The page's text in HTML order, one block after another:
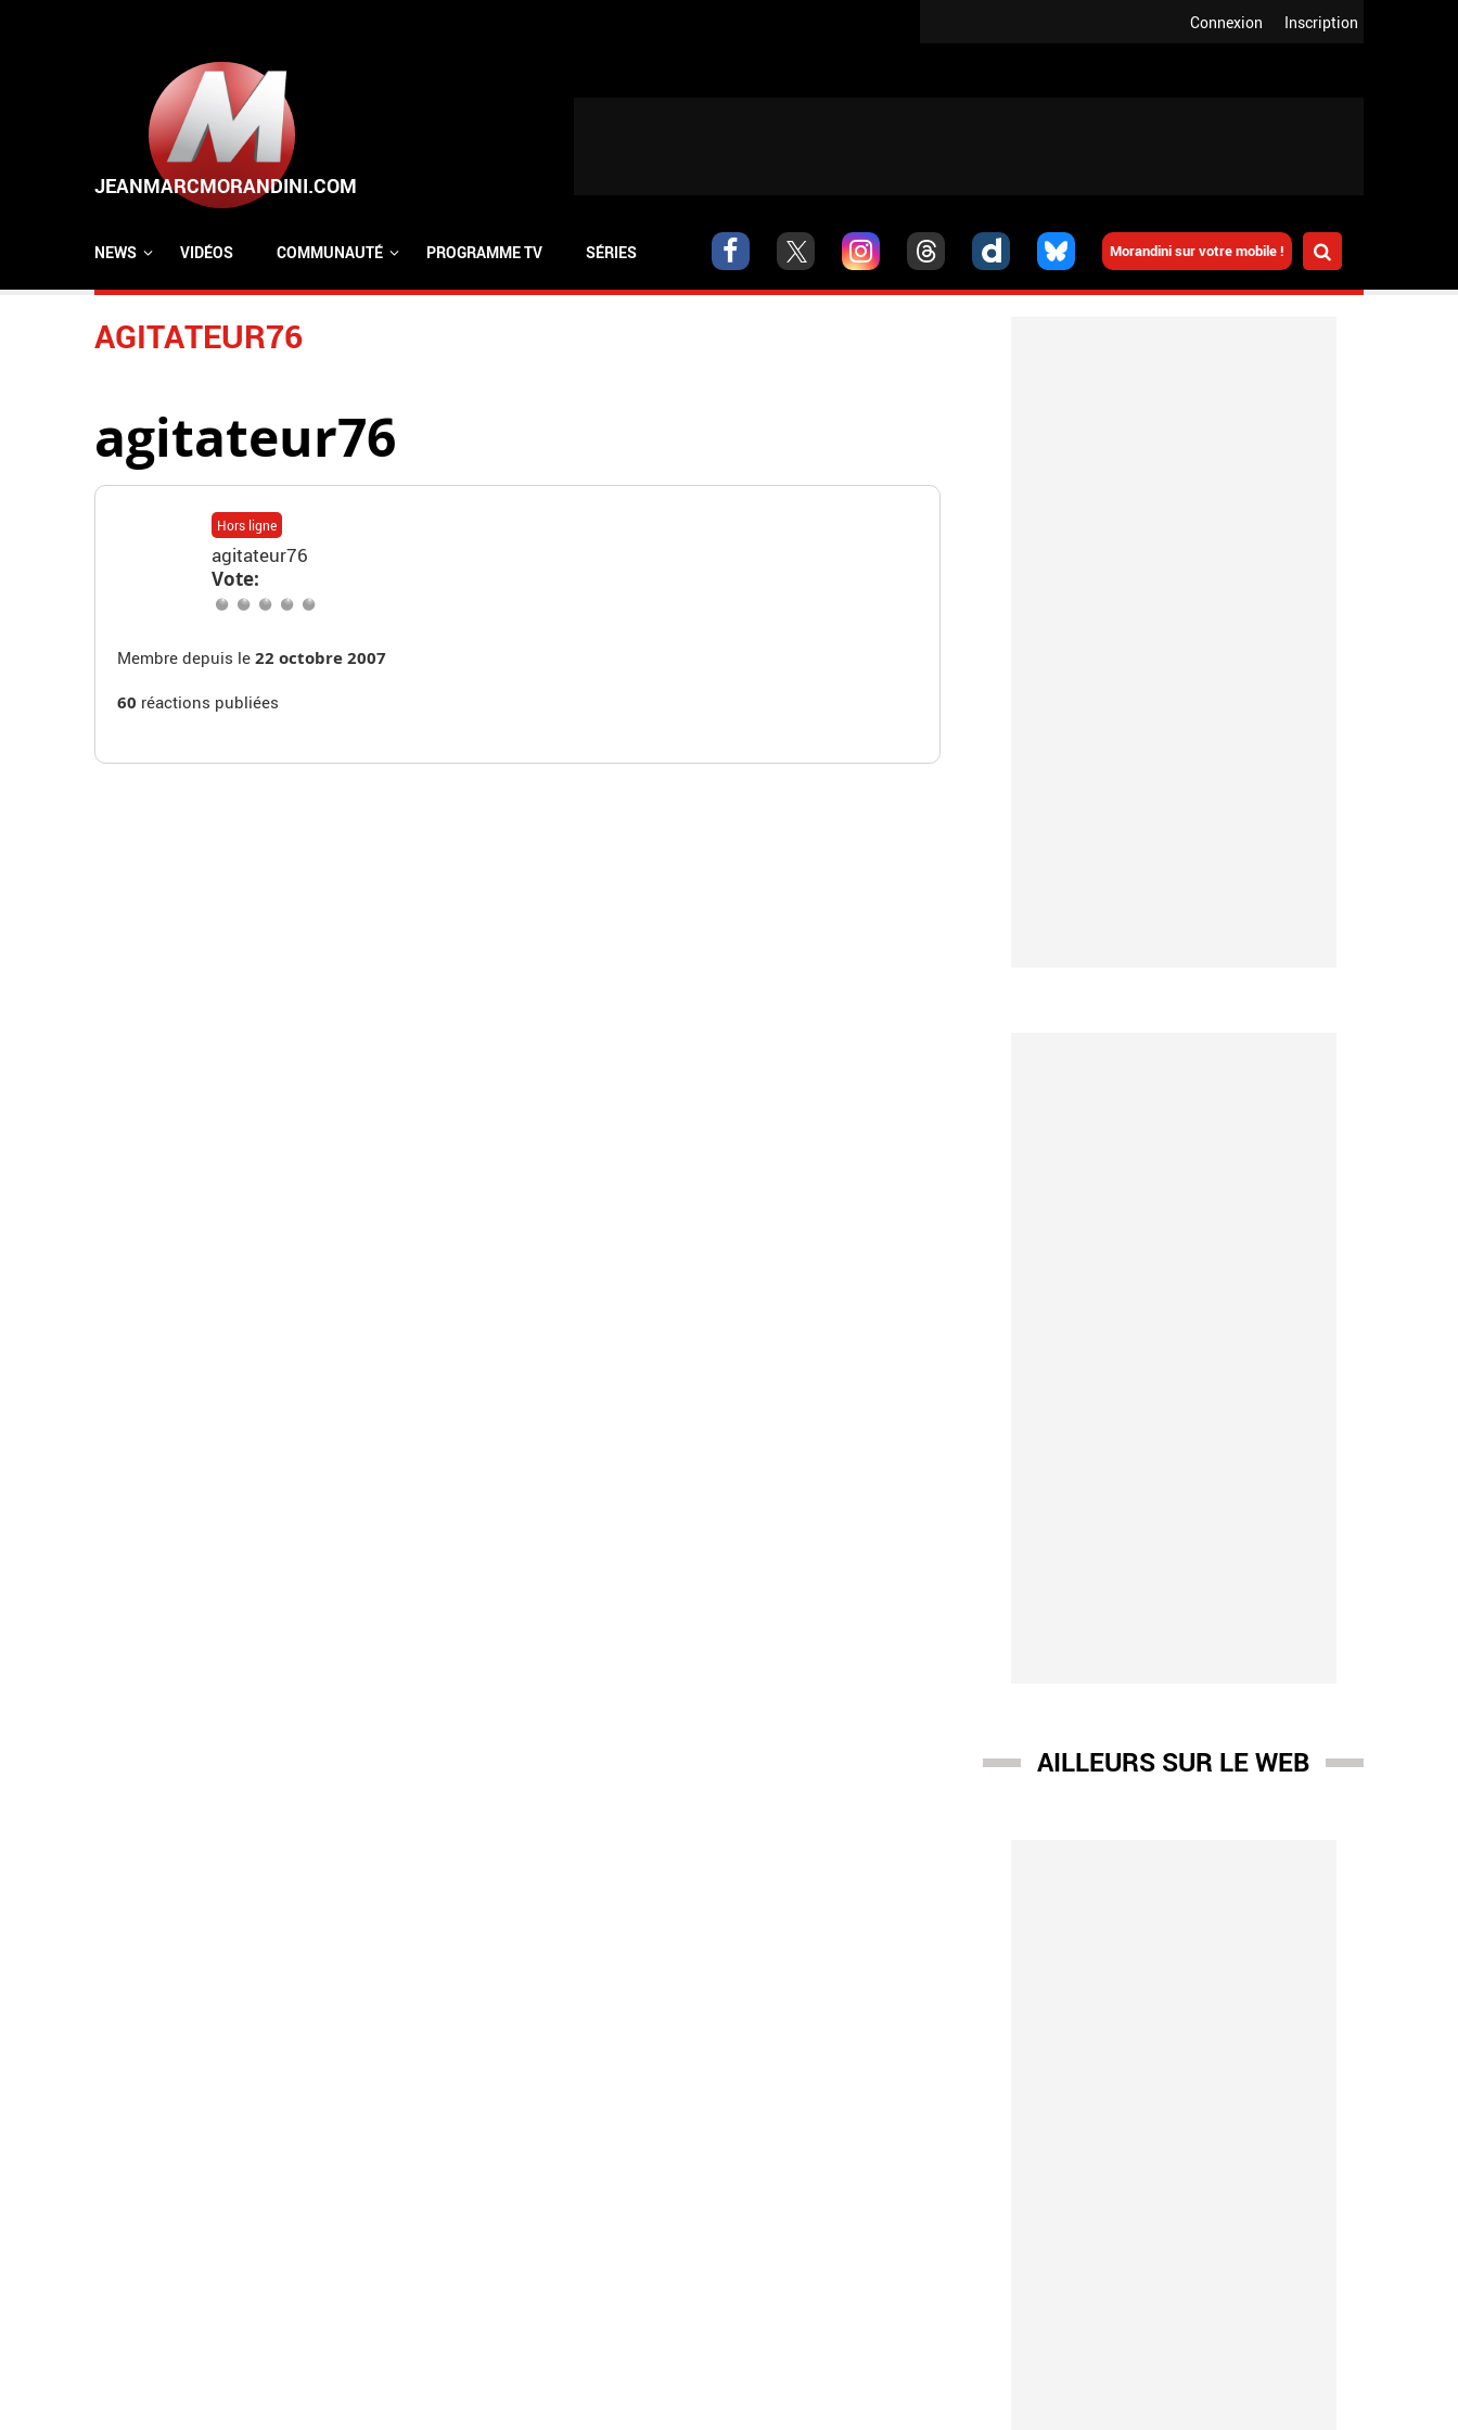
Inscription
Connexion
Morandini sur votre mobile !
NEWS VIDÉOS COMMUNAUTÉ PROGRAMME TV SÉRIES
AGITATEUR76
agitateur76
Hors ligne
agitateur76
Vote:
Membre depuis le 22 octobre 2007
60 réactions publiées
AILLEURS SUR LE WEB